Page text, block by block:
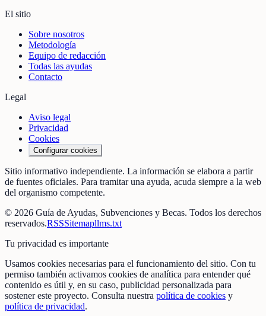
El sitio
Sobre nosotros
Metodología
Equipo de redacción
Todas las ayudas
Contacto
Legal
Aviso legal
Privacidad
Cookies
Configurar cookies
Sitio informativo independiente. La información se elabora a partir
de fuentes oficiales. Para tramitar una ayuda, acuda siempre a la web
del organismo competente.
© 2026 Guía de Ayudas, Subvenciones y Becas. Todos los derechos
reservados.RSSSitemapllms.txt
Tu privacidad es importante
Usamos cookies necesarias para el funcionamiento del sitio. Con tu
permiso también activamos cookies de analítica para entender qué
contenido es útil y, en su caso, publicidad personalizada para
sostener este proyecto. Consulta nuestra política de cookies y
política de privacidad.